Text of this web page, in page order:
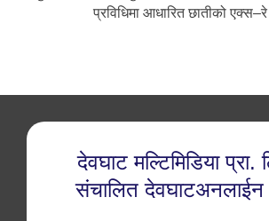
प्रविधिमा आधारित छातीको एक्स–रे
देवघाट मल्टिमिडिया प्रा.
संचालित